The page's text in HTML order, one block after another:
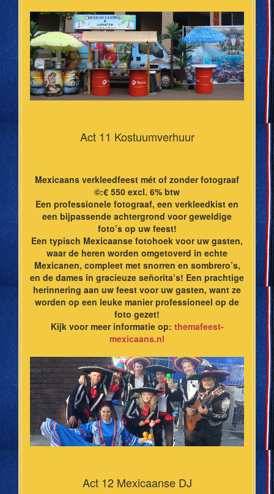
Act 11 Kostuumverhuur
Mexicaans verkleedfeest mét of zonder fotograaf
©:€ 550 excl. 6% btw
Een professionele fotograaf, een verkleedkist en
een bijpassende achtergrond voor geweldige
foto’s op uw feest!
Een typisch Mexicaanse fotohoek voor uw gasten,
waar de heren worden omgetoverd in echte
Mexicanen, compleet met snorren en sombrero’s,
en de dames in gracieuze señorita’s! Een prachtige
herinnering aan uw feest voor uw gasten, want ze
worden op een leuke manier professioneel op de
foto gezet!
Kijk voor meer informatie op: themafeest-
mexicaans.nl
Act 12 Mexicaanse DJ